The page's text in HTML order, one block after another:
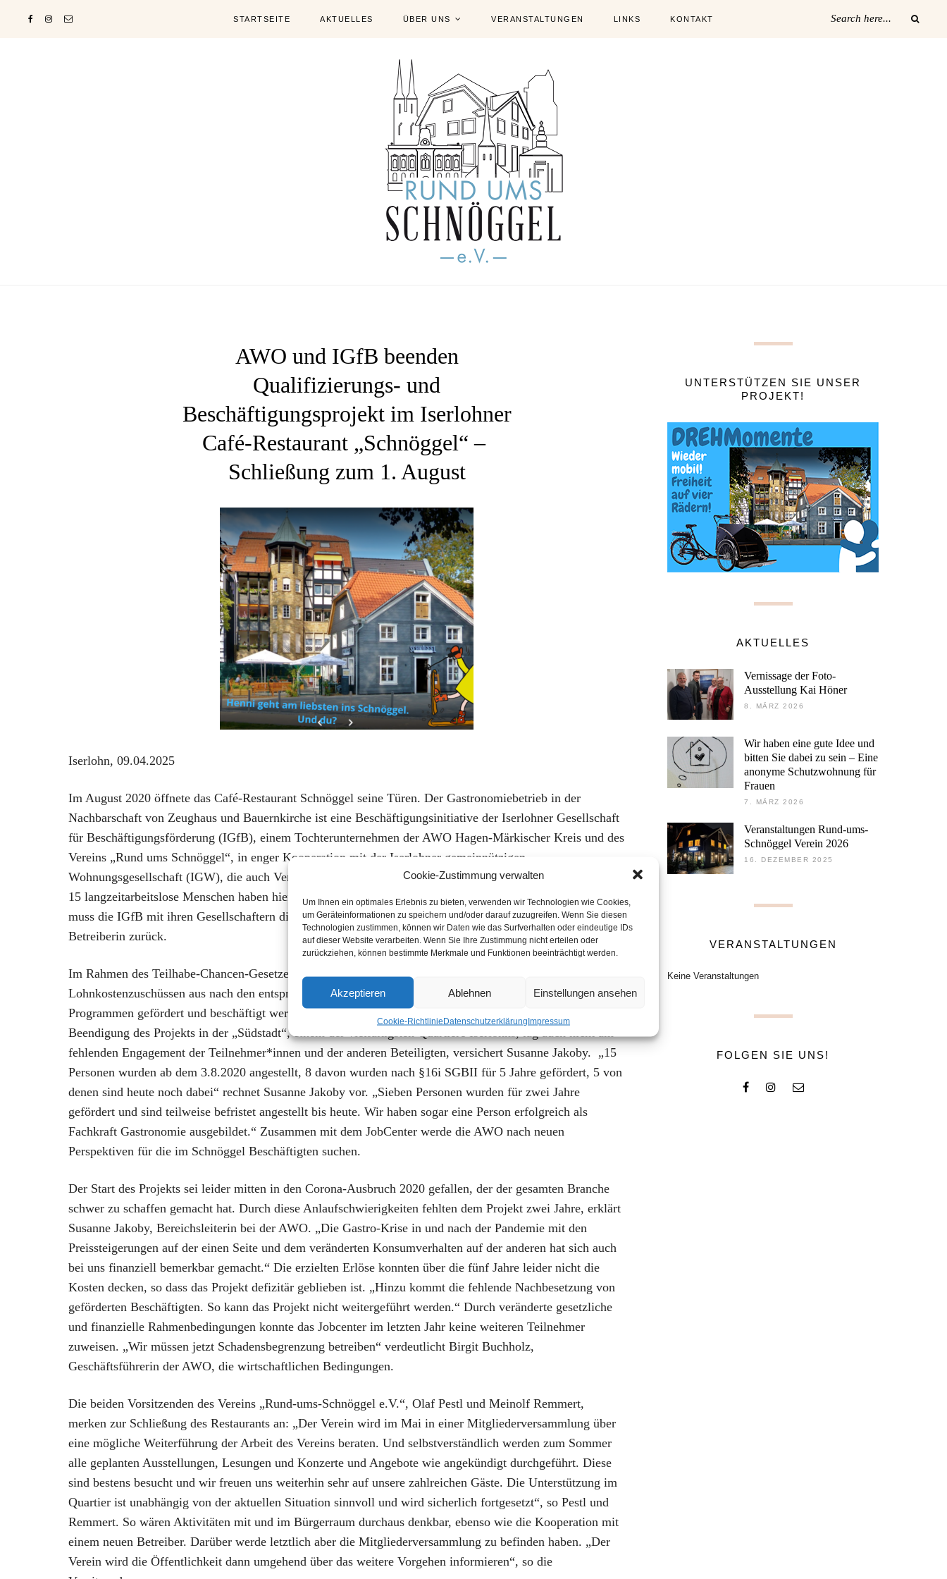
Cookie-Zustimmung verwalten
Um Ihnen ein optimales Erlebnis zu bieten, verwenden wir Technologien wie Cookies,
um Geräteinformationen zu speichern und/oder darauf zuzugreifen. Wenn Sie diesen
Technologien zustimmen, können wir Daten wie das Surfverhalten oder eindeutige IDs
auf dieser Website verarbeiten. Wenn Sie Ihre Zustimmung nicht erteilen oder
zurückziehen, können bestimmte Merkmale und Funktionen beeinträchtigt werden.
Akzeptieren Ablehnen Einstellungen ansehen
Cookie-RichtlinieDatenschutzerklärungImpressum
STARTSEITE AKTUELLES ÜBER UNS VERANSTALTUNGEN LINKS KONTAKT
AWO und IGfB beenden
Qualifizierungs- und
Beschäftigungsprojekt im Iserlohner
Café-Restaurant „Schnöggel“ –
Schließung zum 1. August
Iserlohn, 09.04.2025
Im August 2020 öffnete das Café-Restaurant Schnöggel seine Türen. Der Gastronomiebetrieb in der
Nachbarschaft von Zeughaus und Bauernkirche ist eine Beschäftigungsinitiative der Iserlohner Gesellschaft
für Beschäftigungsförderung (IGfB), einem Tochterunternehmen der AWO Hagen-Märkischer Kreis und des
Vereins „Rund ums Schnöggel“, in enger Kooperation mit der Iserlohner gemeinnützigen
Wohnungsgesellschaft (IGW), die auch Vermieter des Gebäudes ist, und dem Jobcenter Märkischer Kreis.
15 langzeitarbeitslose Menschen haben hier eine neue berufliche Chance in der Gastronomie gefunden. Jetzt
muss die IGfB mit ihren Gesellschaftern die Reißleine ziehen – nach der Sommersaison zieht sie sich als
Betreiberin zurück.
Im Rahmen des Teilhabe-Chancen-Gesetzes sollten langzeitarbeitslose Menschen mit
Lohnkostenzuschüssen aus nach den entsprechenden Sozialgesetz-Paragraphen „16i und 16e“ genannten
Programmen gefördert und beschäftigt werden. Dies sei in der ersten Phase durchaus gelungen. Die
Beendigung des Projekts in der „Südstadt“, einem der vielfältigsten Quartiere Iserlohns, lag auch nicht am
fehlenden Engagement der Teilnehmer*innen und der anderen Beteiligten, versichert Susanne Jakoby. „15
Personen wurden ab dem 3.8.2020 angestellt, 8 davon wurden nach §16i SGBII für 5 Jahre gefördert, 5 von
denen sind heute noch dabei“ rechnet Susanne Jakoby vor. „Sieben Personen wurden für zwei Jahre
gefördert und sind teilweise befristet angestellt bis heute. Wir haben sogar eine Person erfolgreich als
Fachkraft Gastronomie ausgebildet.“ Zusammen mit dem JobCenter werde die AWO nach neuen
Perspektiven für die im Schnöggel Beschäftigten suchen.
Der Start des Projekts sei leider mitten in den Corona-Ausbruch 2020 gefallen, der der gesamten Branche
schwer zu schaffen gemacht hat. Durch diese Anlaufschwierigkeiten fehlten dem Projekt zwei Jahre, erklärt
Susanne Jakoby, Bereichsleiterin bei der AWO. „Die Gastro-Krise in und nach der Pandemie mit den
Preissteigerungen auf der einen Seite und dem veränderten Konsumverhalten auf der anderen hat sich auch
bei uns finanziell bemerkbar gemacht.“ Die erzielten Erlöse konnten über die fünf Jahre leider nicht die
Kosten decken, so dass das Projekt defizitär geblieben ist. „Hinzu kommt die fehlende Nachbesetzung von
geförderten Beschäftigten. So kann das Projekt nicht weitergeführt werden.“ Durch veränderte gesetzliche
und finanzielle Rahmenbedingungen konnte das Jobcenter im letzten Jahr keine weiteren Teilnehmer
zuweisen. „Wir müssen jetzt Schadensbegrenzung betreiben“ verdeutlicht Birgit Buchholz,
Geschäftsführerin der AWO, die wirtschaftlichen Bedingungen.
Die beiden Vorsitzenden des Vereins „Rund-ums-Schnöggel e.V.“, Olaf Pestl und Meinolf Remmert,
merken zur Schließung des Restaurants an: „Der Verein wird im Mai in einer Mitgliederversammlung über
eine mögliche Weiterführung der Arbeit des Vereins beraten. Und selbstverständlich werden zum Sommer
alle geplanten Ausstellungen, Lesungen und Konzerte und Angebote wie angekündigt durchgeführt. Diese
sind bestens besucht und wir freuen uns weiterhin sehr auf unsere zahlreichen Gäste. Die Unterstützung im
Quartier ist unabhängig von der aktuellen Situation sinnvoll und wird sicherlich fortgesetzt“, so Pestl und
Remmert. So wären Aktivitäten mit und im Bürgerraum durchaus denkbar, ebenso wie die Kooperation mit
einem neuen Betreiber. Darüber werde letztlich aber die Mitgliederversammlung zu befinden haben. „Der
Verein wird die Öffentlichkeit dann umgehend über das weitere Vorgehen informieren“, so die
UNTERSTÜTZEN SIE UNSER
PROJEKT!
AKTUELLES
Vernissage der Foto-
Ausstellung Kai Höner
8. MÄRZ 2026
Wir haben eine gute Idee und
bitten Sie dabei zu sein – Eine
anonyme Schutzwohnung für
Frauen
7. MÄRZ 2026
Veranstaltungen Rund-ums-
Schnöggel Verein 2026
16. DEZEMBER 2025
VERANSTALTUNGEN
Keine Veranstaltungen
FOLGEN SIE UNS!